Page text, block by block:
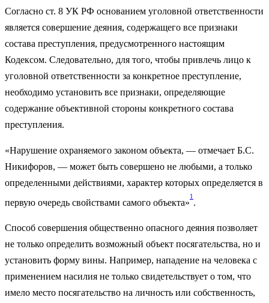
Согласно ст. 8 УК РФ основанием уголовной ответственности
является совершение деяния, содержащего все признаки
состава преступ­ления, предусмотренного настоящим
Кодексом. Следовательно, для того, чтобы привлечь лицо к
уголовной ответственности за конкретное преступление,
необходимо установить все признаки, определяющие
содержание объективной стороны конкретного состава
преступления.
«Нарушение охраняемого законом объекта, — отмечает Б.С.
Никифоров, — может быть совершено не любыми, а только
определенными действиями, характер которых определяется в
первую очередь свойствами самого объекта»
1
Способ совершения общественно опасного деяния позволяет
не только определить возможный объект посягательства, но и
установить форму вины. Например, нападение на человека с
применением насилия не только свидетельствует о том, что
имело место посягательство на личность или собственность,